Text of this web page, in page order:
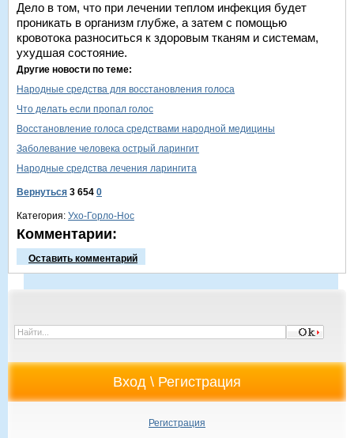
Дело в том, что при лечении теплом инфекция будет
проникать в организм глубже, а затем с помощью
кровотока разноситься к здоровым тканям и системам,
ухудшая состояние.
Другие новости по теме:
Народные средства для восстановления голоса
Что делать если пропал голос
Восстановление голоса средствами народной медицины
Заболевание человека острый ларингит
Народные средства лечения ларингита
Вернуться 3 654 0
Категория: Ухо-Горло-Нос
Комментарии:
Оставить комментарий
Регистрация